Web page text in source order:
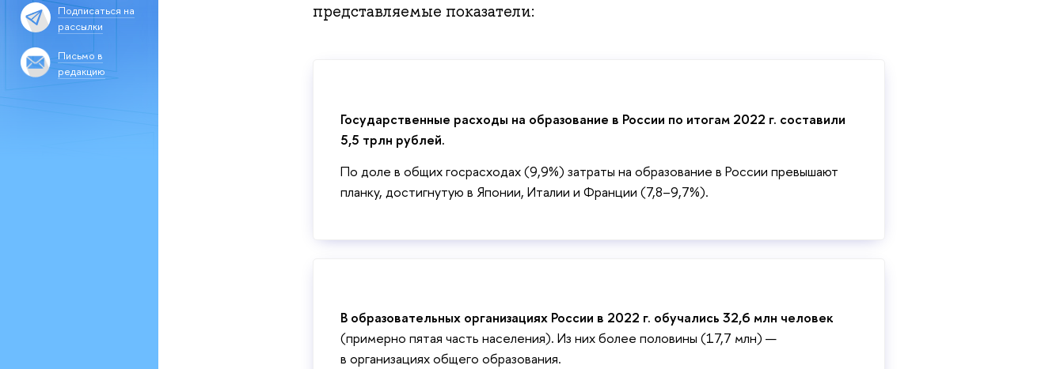
Подписаться на
рассылки
Письмо в
редакцию
представляемые показатели:
Государственные расходы на образование в России по итогам 2022 г. составили
5,5 трлн рублей.
По доле в общих госрасходах (9,9%) затраты на образование в России превышают
планку, достигнутую в Японии, Италии и Франции (7,8–9,7%).
В образовательных организациях России в 2022 г. обучались 32,6 млн человек
(примерно пятая часть населения). Из них более половины (17,7 млн) —
в организациях общего образования.